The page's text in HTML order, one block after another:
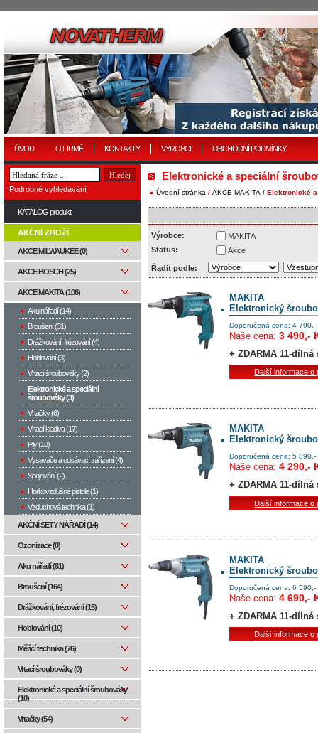
ÚVOD O FIRMĚ KONTAKTY VÝROBCI OBCHODNÍ PODMÍNKY
Elektronické a speciální
Úvodní stránka / AKCE MAKITA / Elektronické
Výrobce:
MAKITA
Status:
Akce
Řadit podle:
MAKITA
Elektronický
Doporučená cena: 4 790,-
Naše cena: 3 490,-
+ ZDARMA 11-
Další informace o
MAKITA
Elektronický
Doporučená cena: 5 890,-
Naše cena: 4 290,-
+ ZDARMA 11-dílná
Další informace o
MAKITA
Elektronický
Doporučená cena: 6 590,-
Naše cena: 4 690,-
+ ZDARMA 11-dílná
Další informace o
Podrobné vyhledávání
KATALOG produkt
AKČNÍ ZBOŽÍ
AKCE MILWAUKEE (0)
AKCE BOSCH (25)
AKCE MAKITA (106)
Aku nářadí (14)
Broušení (31)
Drážkování, frézování (4)
Hoblování (3)
Vrtací šroubováky (2)
Elektronické a speciální
šroubováky (3)
Vrtačky (6)
Vrtací kladiva (17)
Pily (18)
Vysavače a odsávací zařízení (4)
Spojování (2)
Horkovzdušné pistole (1)
Vzduchová technika (1)
AKČNÍ SETY NÁŘADÍ (14)
Ozonizace (0)
Aku nářadí (81)
Broušení (164)
Drážkování, frézování (15)
Hoblování (10)
Měřící technika (76)
Vrtací šroubováky (0)
Elektronické a speciální šroubováky
(10)
Vrtačky (54)